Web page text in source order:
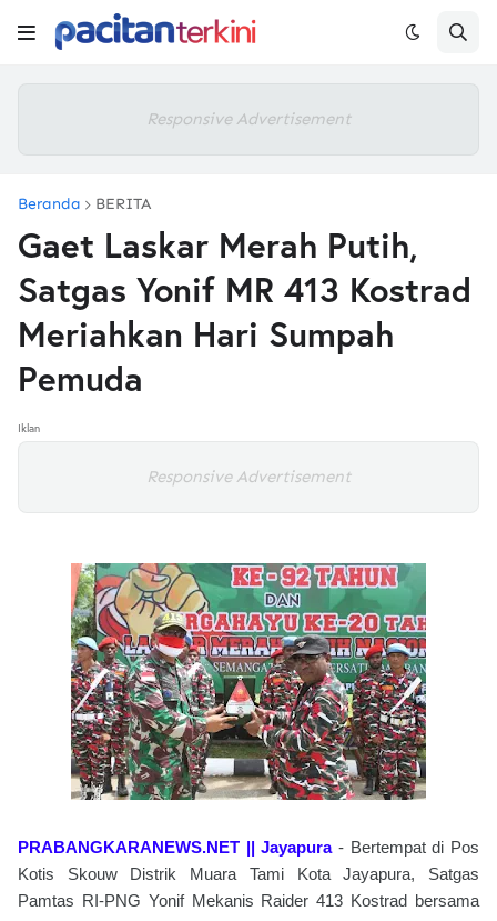
Responsive Advertisement
Beranda BERITA
Gaet Laskar Merah Putih,
Satgas Yonif MR 413 Kostrad
Meriahkan Hari Sumpah
Pemuda
Iklan
Responsive Advertisement
PRABANGKARANEWS.NET || Jayapura- Bertempat di Pos
Kotis Skouw Distrik Muara Tami Kota Jayapura, Satgas
Pamtas RI-PNG Yonif Mekanis Raider 413 Kostrad bersama